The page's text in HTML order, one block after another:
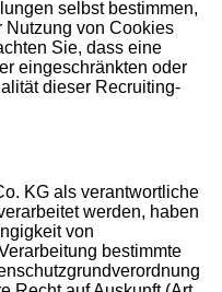
selbst bestimmen,
Nutzung von Cookies
Sie, dass eine
eingeschränkten oder
dieser Recruiting-
KG als verantwortliche
werden, haben
von
bestimmte